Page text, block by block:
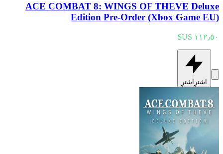
ACE COMBAT 8: WINGS OF THEVE Deluxe
Edition Pre-Order (Xbox Game EU)
اشترِ اشترِ